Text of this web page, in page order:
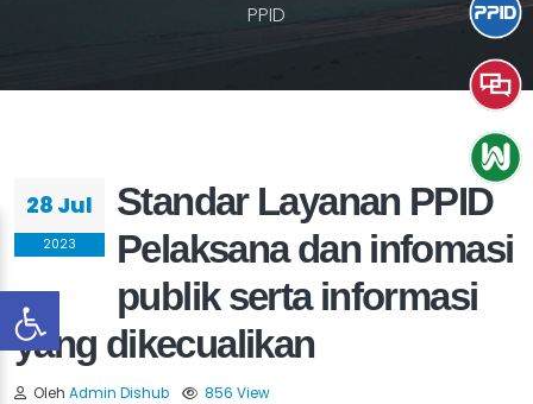
PPID
28 Jul
2023
Standar Layanan PPID
Pelaksana dan infomasi
publik serta informasi
yang dikecualikan
Oleh Admin Dishub 856 View